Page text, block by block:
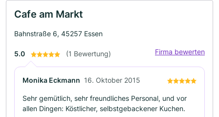
Cafe am Markt
Bahnstraße 6, 45257 Essen
5.0 (1 Bewertung) Firma bewerten
Monika Eckmann 16. Oktober 2015
Sehr gemütlich, sehr freundliches Personal, und vor
allen Dingen: Köstlicher, selbstgebackener Kuchen.